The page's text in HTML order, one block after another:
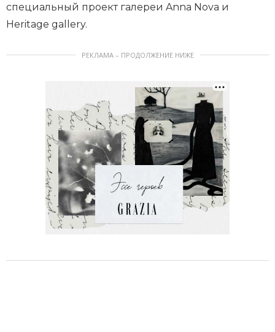
специальный проект галереи Anna Nova и
Heritage gallery.
РЕКЛАМА – ПРОДОЛЖЕНИЕ НИЖЕ